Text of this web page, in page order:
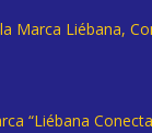
Marca Liébana,
“Liébana